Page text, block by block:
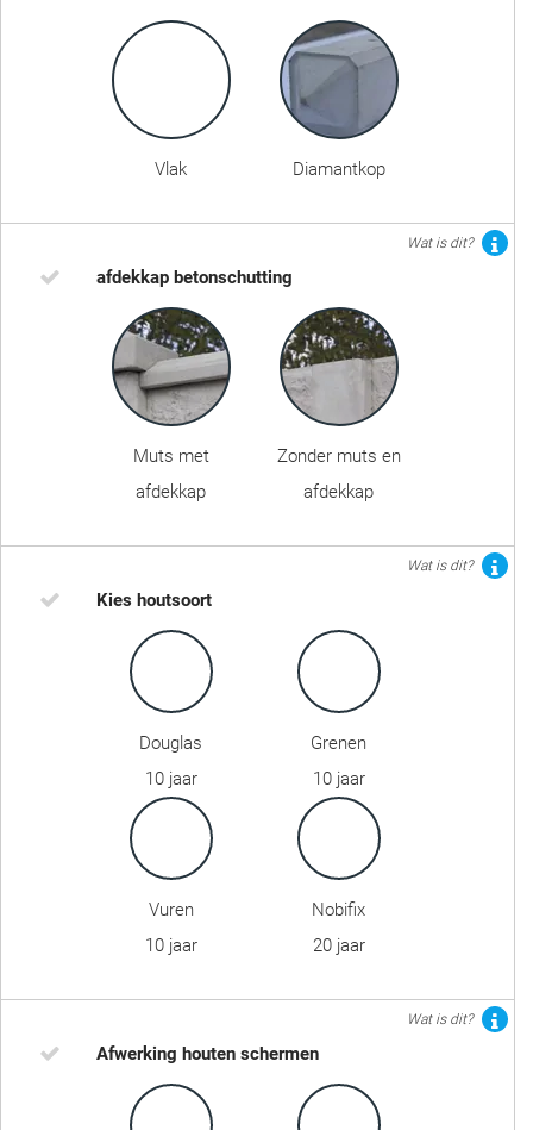
Vlak Diamantkop
Wat is dit?
afdekkap betonschutting
Muts met
afdekkap
Zonder muts en
afdekkap
Wat is dit?
Kies houtsoort
Douglas
10 jaar
Grenen
10 jaar
Vuren
10 jaar
Nobifix
20 jaar
Wat is dit?
Afwerking houten schermen